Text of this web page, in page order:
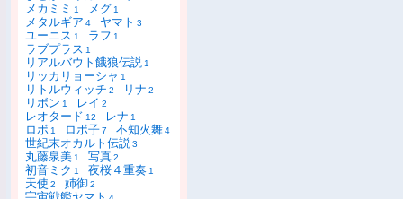
メカミミ 1 メグ 1
メタルギア 4 ヤマト 3
ユーニス 1 ラフ 1
ラブプラス 1
リアルバウト餓狼伝説 1
リッカリョーシャ 1
リトルウィッチ 2 リナ 2
リボン 1 レイ 2
レオタード 12 レナ 1
ロボ 1 ロボ子7 不知火舞4
世紀末オカルト伝説3
丸藤泉美 1 写真2
初音ミク 1 夜桜４重奏 1
天使 2 姉御2